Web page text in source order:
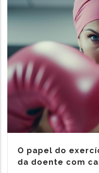
O papel do
da doente com